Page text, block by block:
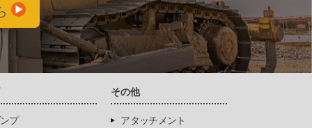
プ
その他
アタッチメント